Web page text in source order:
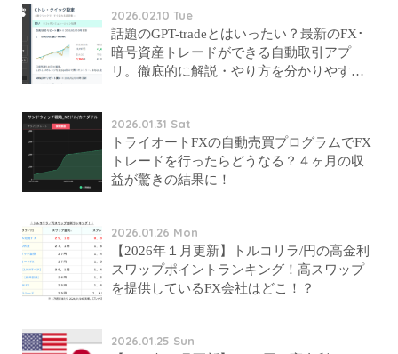
2026.02.10 Tue
話題のGPT-tradeとはいったい？最新のFX･
暗号資産トレードができる自動取引アプ
リ。徹底的に解説・やり方を分かりやす
2026.01.31 Sat
トライオートFXの自動売買プログラムでFX
トレードを行ったらどうなる？４ヶ月の収
益が驚きの結果に！
2026.01.26 Mon
【2026年１月更新】トルコリラ/円の高金利
スワップポイントランキング！高スワップ
を提供しているFX会社はどこ！？
2026.01.25 Sun